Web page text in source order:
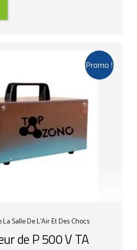
Promo !
La Salle De L'Air Et Des Chocs
de P 500 V TA